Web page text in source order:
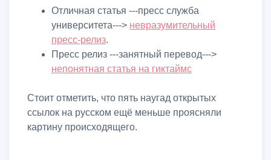
Отличная статья ---пресс служба
университета---> невразумительный
пресс-релиз.
Пресс релиз ---занятный перевод--->
непонятная статья на гиктаймс
Стоит отметить, что пять наугад открытых
ссылок на русском ещё меньше проясняли
картину происходящего.